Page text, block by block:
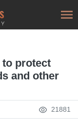
to protect
and other
21881